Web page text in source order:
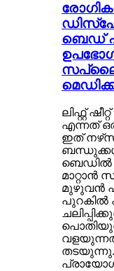
ബെഡ്
ലിഫ്റ്റ്
എന്നത്
ഇത്
ബെഡിൽ
മാറ്റാൻ
മുഴുവൻ
പുറകിൽ
തടയുന്നു.